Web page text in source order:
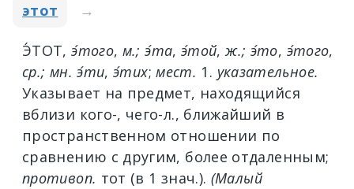
этот →
Э́ТОТ,э́того, м.; э́та,э́той,ж.; э́то, э́того,
ср.; мн. э́ти,э́тих;мест. 1. указательное.
Указывает на предмет, находящийся
вблизи кого-, чего-л., ближайший в
пространственном отношении по
сравнению с другим, более отдаленным;
противоп. тот (в 1 знач.). (Малый